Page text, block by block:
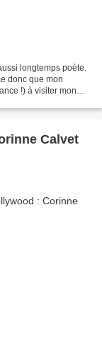
longtemps poète.
donc que mon
!) à visiter mon
Calvet